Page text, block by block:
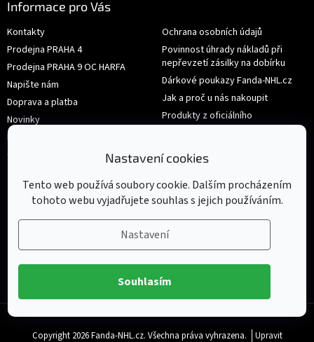
Nastavení cookies
Tento web používá soubory cookie. Dalším procházením
tohoto webu vyjadřujete souhlas s jejich používáním.
Nastavení
Souhlasím
Informace pro Vás
Kontakty
Prodejna PRAHA 4
Prodejna PRAHA 9 OC HARFA
Napište nám
Doprava a platba
Novinky
Hodnocení obchodu
Obchodní podmínky
Ochrana osobních údajů
Povinnost úhrady nákladů při
nepřevzetí zásilky na dobírku
Dárkové poukazy Fanda-NHL.cz
Jak a proč u nás nakoupit
Produkty z oficiálního
shop.nhl.com
Výměna nebo vrácení zboží
Copyright 2026Fanda-NHL.cz. Všechna práva vyhrazena.
Upravit